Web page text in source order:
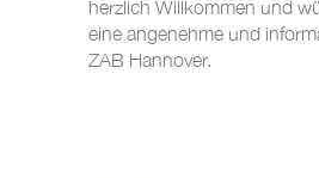
herzlich Willkommen und
eine angenehme und
ZAB Hannover.